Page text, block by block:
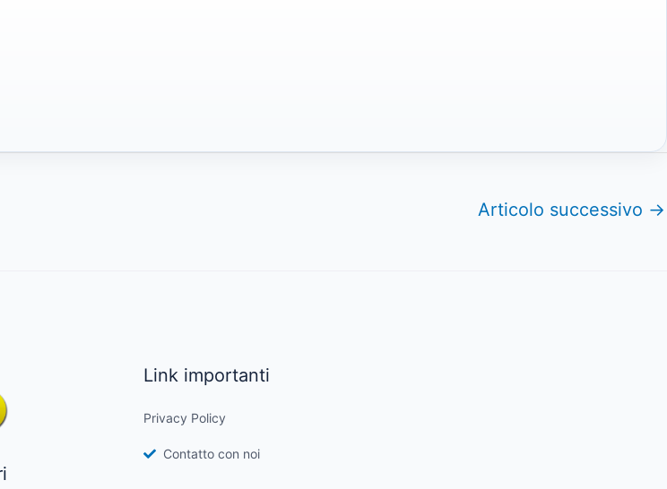
Articolo successivo →
Link importanti
Privacy Policy
Contatto con noi